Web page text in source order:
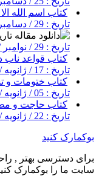
کتاب اسم الله
تاریخ : 29 / دسامبر / 2016
تاریخ : 29 / نوامبر / 2016
کتاب قواعد ناب
تاریخ : 17 / ژانویه / 2017
کتاب ختومات و
تاریخ : 05 / ژانویه / 2017
کتاب حاجت و
تاریخ : 22 / ژانویه / 2017
بوکمارک کنید
برای دسترسی بهتر ,
سایت ما را بوکمارک